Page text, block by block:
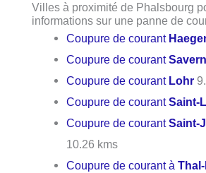
Villes à proximité de Phalsbourg
informations sur une panne de
Coupure de courant
Coupure de courant
Coupure de courant Lohr
Coupure de courantSaint-
Coupure de courantSaint-
10.26 kms
Coupure de courant à